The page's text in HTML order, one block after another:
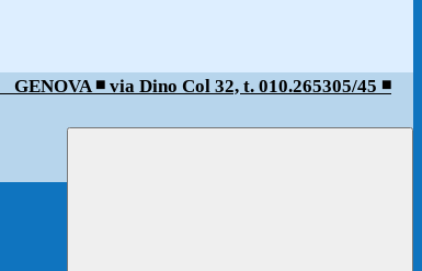
GENOVA ◾️ via Dino Col 32, t. 010.265305/45 ◾️